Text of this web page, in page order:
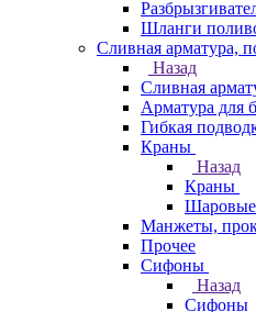
Шланги
Сливная арматура,
Назад
Сливная
Арматура для
Гибкая
Краны
Назад
Краны
Шаровые
Манжеты,
Прочее
Сифоны
Назад
Сифоны